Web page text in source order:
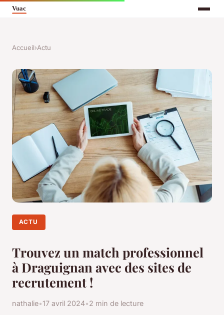
Accueil›Actu
ACTU
Trouvez un match professionnel
à Draguignan avec des sites de
recrutement !
nathalie•17 avril 2024•2 min de lecture